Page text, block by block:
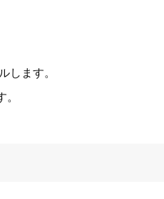
します。